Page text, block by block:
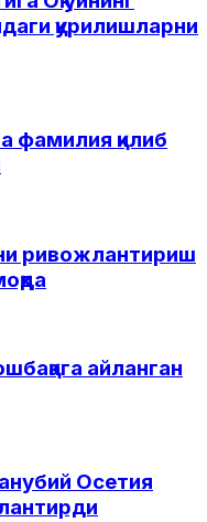
қурилишларни
фамилия қилиб
ривожлантириш
айланган
Осетия